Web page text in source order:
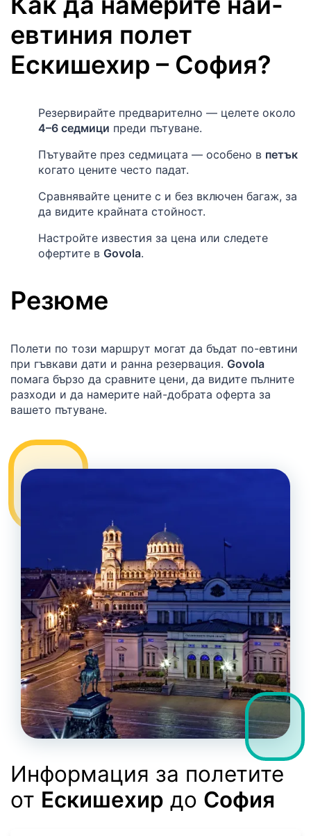
евтиния полет
Ескишехир – София?
Резервирайте предварително — целете около
4–6 седмици преди пътуване.
Пътувайте през седмицата — особено в петък
когато цените често падат.
Сравнявайте цените с и без включен багаж, за
да видите крайната стойност.
Настройте известия за цена или следете
офертите в Govola.
Резюме
Полети по този маршрут могат да бъдат по-евтини
при гъвкави дати и ранна резервация. Govola
помага бързо да сравните цени, да видите пълните
разходи и да намерите най-добрата оферта за
вашето пътуване.
Информация за полетите
от Ескишехир до София